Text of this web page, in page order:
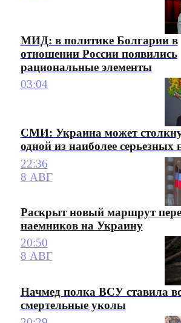
МИД: в политике Болгарии в
отношении России появились
рациональные элементы
03:04
СМИ: Украина может
одной из наиболее серьезных
22:36
8 АВГ
Раскрыт новый маршрут
наемников на Украину
20:50
8 АВГ
Начмед полка ВСУ ставила
смертельные уколы